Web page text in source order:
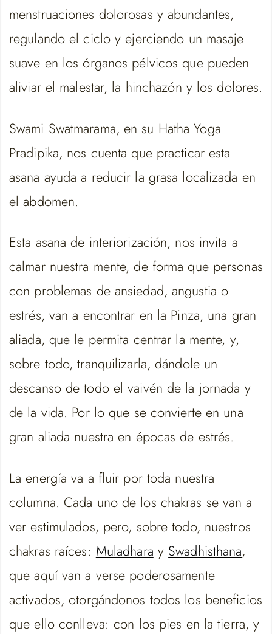
menstruaciones dolorosas y abundantes,
regulando el ciclo y ejerciendo un masaje
suave en los órganos pélvicos que pueden
aliviar el malestar, la hinchazón y los dolores.
Swami Swatmarama, en su Hatha Yoga
Pradipika, nos cuenta que practicar esta
asana ayuda a reducir la grasa localizada en
el abdomen.
Esta asana de interiorización, nos invita a
calmar nuestra mente, de forma que personas
con problemas de ansiedad, angustia o
estrés, van a encontrar en la Pinza, una gran
aliada, que le permita centrar la mente, y,
sobre todo, tranquilizarla, dándole un
descanso de todo el vaivén de la jornada y
de la vida. Por lo que se convierte en una
gran aliada nuestra en épocas de estrés.
La energía va a fluir por toda nuestra
columna. Cada uno de los chakras se van a
ver estimulados, pero, sobre todo, nuestros
chakras raíces: Muladhara y Swadhisthana,
que aquí van a verse poderosamente
activados, otorgándonos todos los beneficios
que ello conlleva: con los pies en la tierra, y